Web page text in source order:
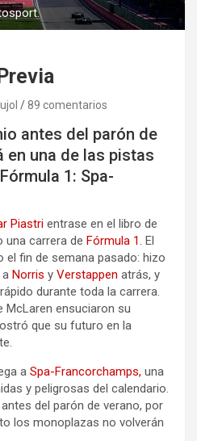
89 comentarios
antes del parón de
en una de las pistas
1: Spa-
Piastri entrase en el libro de
una carrera de Fórmula 1. El
fin de semana pasado: hizo
a Norris y Verstappen atrás, y
durante toda la carrera.
McLaren ensuciaron su
que su futuro en la
a Spa-Francorchamps, una
y peligrosas del calendario.
del parón de verano, por
los monoplazas no volverán